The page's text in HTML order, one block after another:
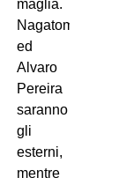
maglia.
Nagatomo
ed
Alvaro
Pereira
saranno
gli
esterni,
mentre